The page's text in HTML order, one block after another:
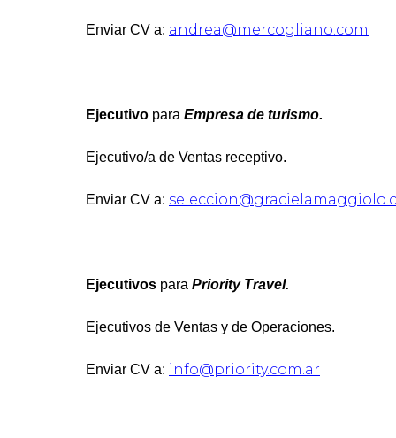
Enviar CV a: andrea@mercogliano.com
Ejecutivo para Empresa de turismo.
Ejecutivo/a de Ventas receptivo.
Enviar CV a:
Ejecutivos para Priority Travel.
Ejecutivos de Ventas y de Operaciones.
Enviar CV a: info@priority.com.ar